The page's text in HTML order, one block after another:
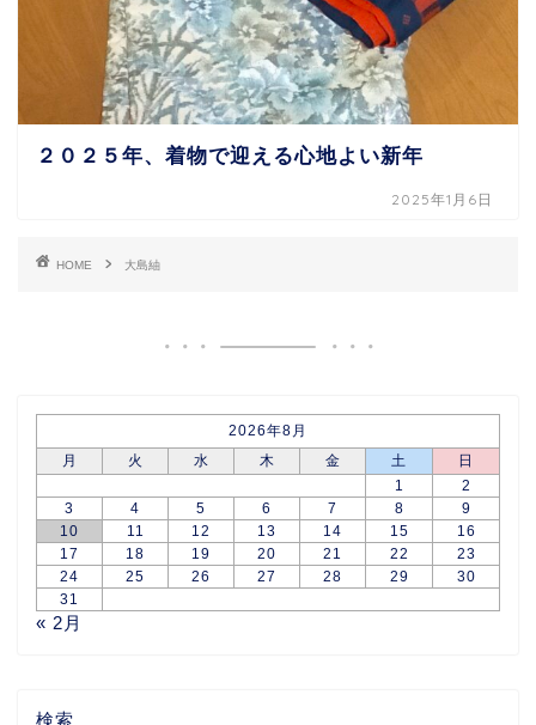
２０２５年、着物で迎える心地よい新年
2025年1月6日
HOME 大島紬
2026年8月
月
火 水 木 金 土
日
1
2
3
4 5 6 7 8
9
10
11 12 13 14 15
16
17
18 19 20 21 22
23
24
25 26 27 28 29
30
31
« 2月
検索